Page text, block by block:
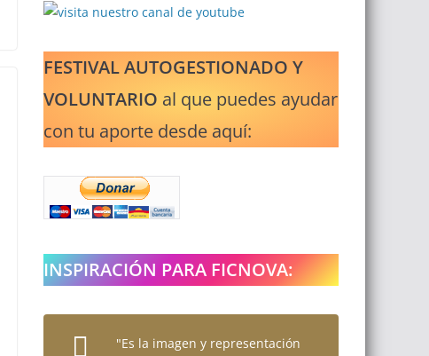
FESTIVAL AUTOGESTIONADO Y
VOLUNTARIO al que puedes ayudar
con tu aporte desde aquí:
INSPIRACIÓN PARA FICNOVA:
"Es la imagen y representación